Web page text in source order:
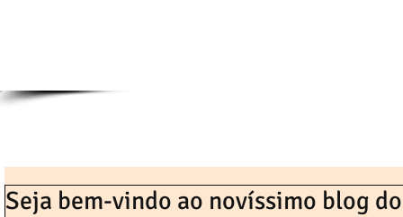
Seja bem-vindo ao novíssimo blog